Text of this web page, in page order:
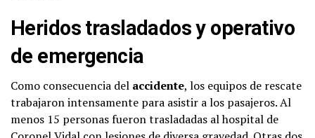
Heridos trasladados y operativo
de emergencia
Como consecuencia del accidente, los equipos de rescate
trabajaron intensamente para asistir a los pasajeros. Al
menos 15 personas fueron trasladadas al hospital de